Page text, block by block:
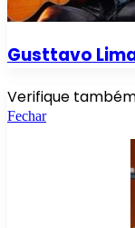
Gusttavo
Verifique
Fechar